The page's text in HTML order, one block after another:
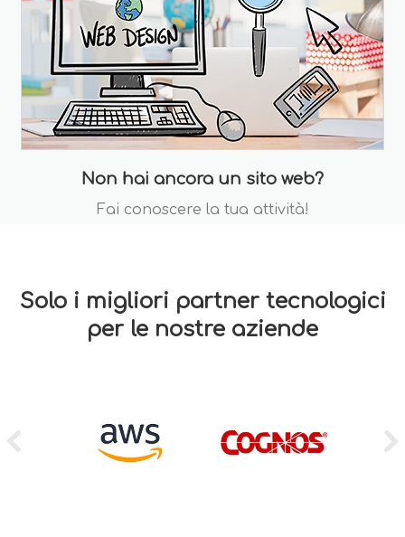
Non hai ancora un sito web?
Fai conoscere la tua attività!
Solo i migliori partner tecnologici
per le nostre aziende